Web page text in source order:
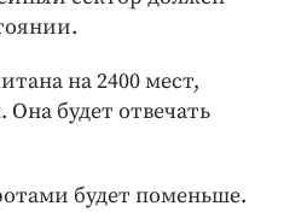
на 2400 мест,
будет отвечать
будет поменьше.